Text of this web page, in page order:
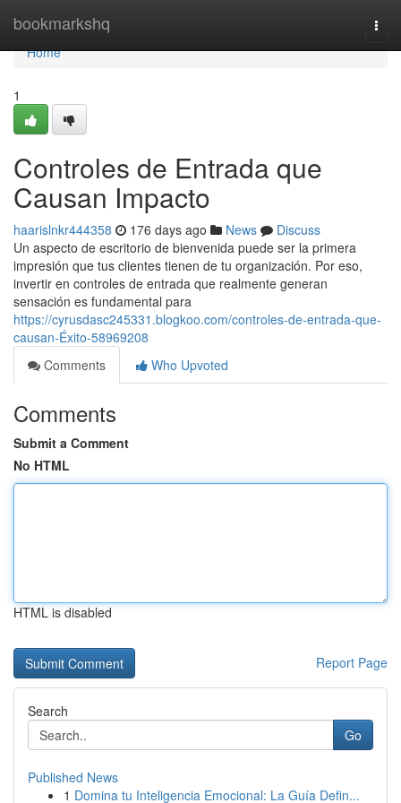
bookmarkshq
Home
Home
1
Controles de Entrada que
Causan Impacto
haarislnkr444358 176 days ago News
Discuss
Un aspecto de escritorio de bienvenida puede ser la primera
impresión que tus clientes tienen de tu organización. Por eso,
invertir en controles de entrada que realmente generan
sensación es fundamental para
https://cyrusdasc245331.blogkoo.com/controles-de-entrada-que-
causan-Éxito-58969208
Comments
Who Upvoted
Comments
Submit a Comment
No HTML
HTML is disabled
Report Page
Search
Go
Published News
1 Domina tu Inteligencia Emocional: La Guía Defin...